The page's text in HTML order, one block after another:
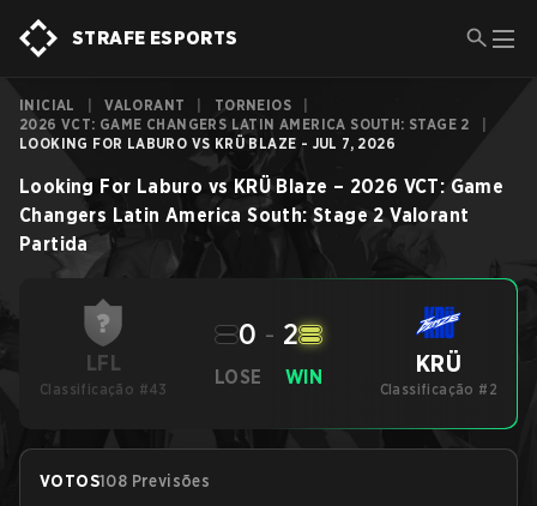
STRAFE ESPORTS
INICIAL VALORANT TORNEIOS
2026 VCT: GAME CHANGERS LATIN AMERICA SOUTH: STAGE 2
LOOKING FOR LABURO VS KRÜ BLAZE - JUL 7, 2026
Looking For Laburo vs KRÜ Blaze – 2026 VCT: Game
Changers Latin America South: Stage 2 Valorant
Partida
LFL
Classificação #43
LOSE
0 - 2
WIN KRÜ
Classificação #2
VOTOS108 Previsões